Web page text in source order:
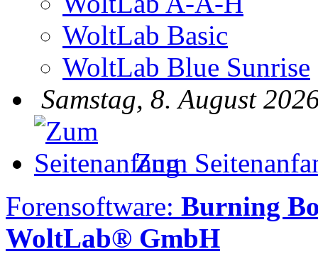
WoltLab Basic
WoltLab Blue Sunrise
Samstag, 8. August
Zum
Forensoftware: Burning
WoltLab® GmbH